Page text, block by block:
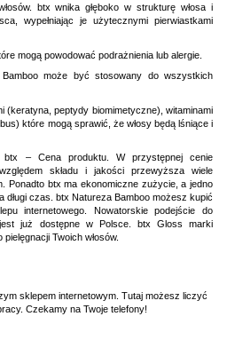
btx wnika głęboko w strukturę włosa i
wypełniając je użytecznymi pierwiastkami
mogą powodować podrażnienia lub alergie.
może być stosowany do wszystkich
(keratyna, peptydy biomimetyczne), witaminami
które mogą sprawić, że włosy będą lśniące i
btx – Cena produktu. W przystępnej cenie
składu i jakości przewyższa wiele
Ponadto btx ma ekonomiczne zużycie, a jedno
czas. btx Natureza Bamboo możesz kupić
internetowego. Nowatorskie podejście do
jest już dostępne w Polsce. btx Gloss marki
Twoich włosów.
sklepem internetowym. Tutaj możesz liczyć
Czekamy na Twoje telefony!